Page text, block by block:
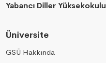
Yabancı Diller Yüksekokulu
Üniversite
GSÜ Hakkında